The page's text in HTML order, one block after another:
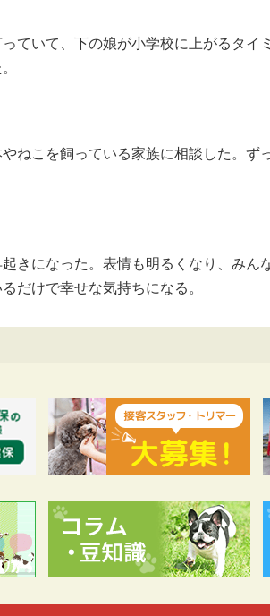
ていて、下の娘が小学校に上がるタ
ねこを飼っている家族に相談した。
きになった。表情も明るくなり、みん
だけで幸せな気持ちになる。